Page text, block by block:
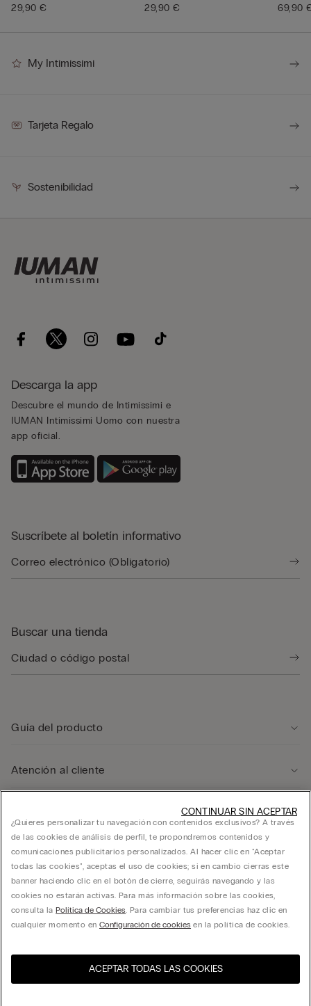
29,90 €
29,90 €
69,90
My Intimissimi
Tarjeta Regalo
Sostenibilidad
Descarga la app
Descubre el mundo de Intimissimi e
IUMAN Intimissimi Uomo con nuestra
app oficial.
Suscríbete al boletín informativo
Buscar una tienda
Guía del producto
Atención al cliente
Empresa
FRANCHISING CALZEDONIA ESPAÑA, S.A. calle Ciencias 71-87, Polígono Pedrosa,
United States
¿Quieres personalizar tu navegación con contenidos exclusivos? A través
de las cookies de análisis de perfil, te propondremos contenidos y
comunicaciones publicitarios personalizados. Al hacer clic en "Aceptar
todas las cookies", aceptas el uso de cookies; si en cambio cierras este
banner haciendo clic en el botón de cierre, seguirás navegando y las
cookies no estarán activas. Para más información sobre las cookies,
consulta laPolítica de Cookies. Para cambiar tus preferencias haz clic en
cualquier momento enConfiguración de cookies en la política de cookies.
ACEPTAR TODAS LAS COOKIES
CONTINUAR SIN ACEPTAR